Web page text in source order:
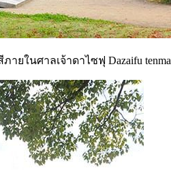
ยในศาลเจ้าดาไซฟุ Dazaifu